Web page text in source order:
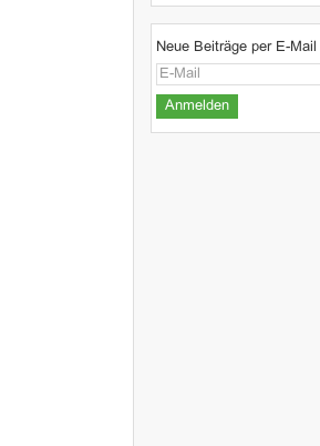
Neue Beiträge per E-Mail